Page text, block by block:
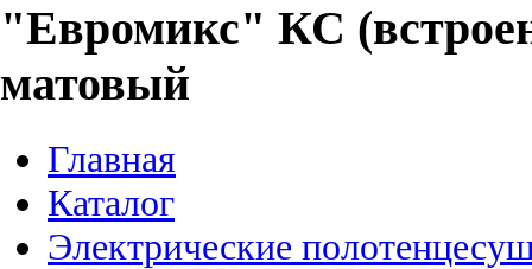
"Евромикс" КС
матовый
Главная
Каталог
Электрические